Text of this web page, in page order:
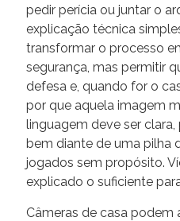
pedir perícia ou juntar o
explicação técnica
transformar o processo
segurança, mas permitir
defesa e, quando for o
por que aquela imagem
linguagem deve ser
bem diante de uma pilha
jogados sem propósito.
explicado o suficiente
Câmeras de casa